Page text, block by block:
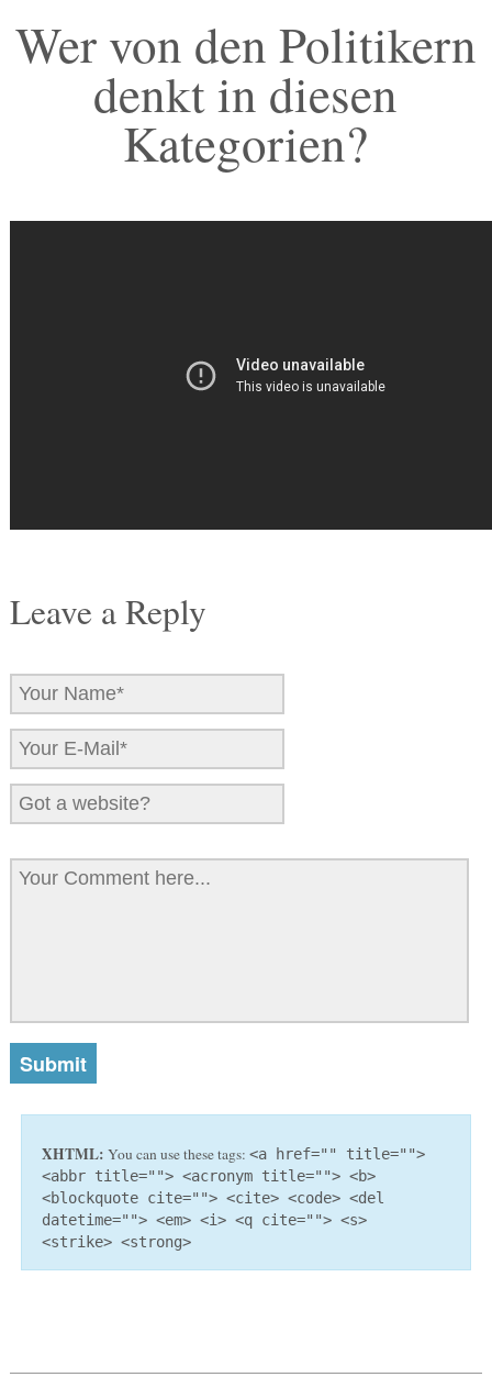
Wer von den Politikern
denkt in diesen
Kategorien?
Leave a Reply
XHTML: You can use these tags: <a href="" title="">
<abbr title=""> <acronym title=""> <b>
<blockquote cite=""> <cite> <code> <del
datetime=""> <em> <i> <q cite=""> <s>
<strike> <strong>